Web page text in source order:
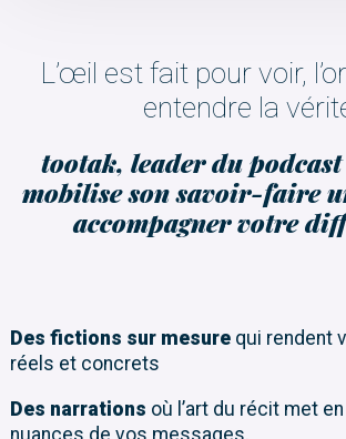
L’œil est fait pour voir,
entendre la
tootak, leader du
mobilise son savoir-faire
accompagner votre
Des fictions sur mesurequi rendent
réels et concrets
​Des narrations où l’art du récit met
nuances de vos messages.